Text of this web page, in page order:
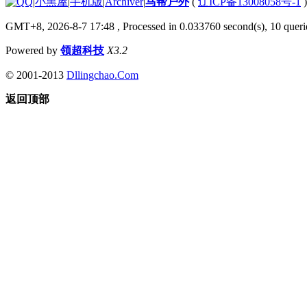
GMT+8, 2026-8-7 17:48 , Processed in 0.033760 second(s), 10
Powered by 领超科技 X3.2
© 2001-2013 Dllingchao.Com
返回顶部